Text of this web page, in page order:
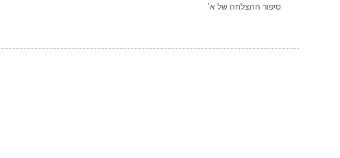
סיפור ההצלחה של א'